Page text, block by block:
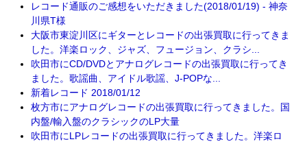
レコード通販のご感想をいただきました(2018/01/19) - 神奈
川県T様
大阪市東淀川区にギターとレコードの出張買取に行ってきま
した。洋楽ロック、ジャズ、フュージョン、クラシ...
吹田市にCD/DVDとアナログレコードの出張買取に行ってき
ました。歌謡曲、アイドル歌謡、J-POPな...
新着レコード 2018/01/12
枚方市にアナログレコードの出張買取に行ってきました。国
内盤/輸入盤のクラシックのLP大量
吹田市にLPレコードの出張買取に行ってきました。洋楽ロ